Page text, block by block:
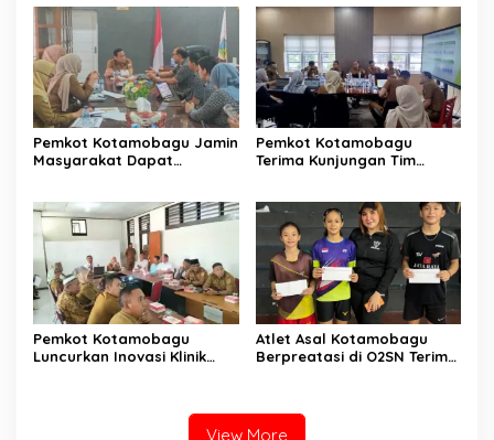
Pemkot Kotamobagu Jamin
Masyarakat Dapat
Pemkot Kotamobagu
Terima Kunjungan Tim
Pemkot Kotamobagu
Luncurkan Inovasi Klinik
Atlet Asal Kotamobagu
Berpreatasi di O2SN Terima
View More